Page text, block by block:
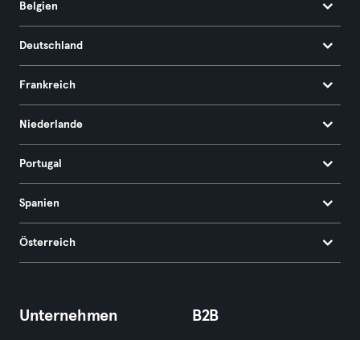
Belgien
Deutschland
Frankreich
Niederlande
Portugal
Spanien
Österreich
Unternehmen B2B